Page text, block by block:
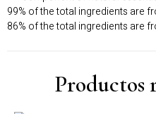
99% of the total ingredients are
86% of the total ingredients are
Productos